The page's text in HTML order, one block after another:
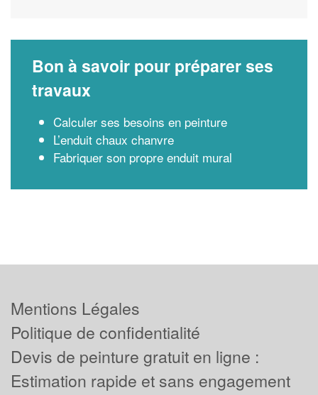
Bon à savoir pour préparer ses
travaux
Calculer ses besoins en peinture
L’enduit chaux chanvre
Fabriquer son propre enduit mural
Mentions Légales
Politique de confidentialité
Devis de peinture gratuit en ligne :
Estimation rapide et sans engagement